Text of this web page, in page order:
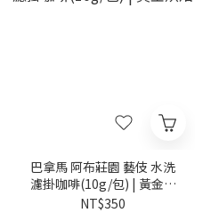
巴拿馬 阿布莊園 藝伎 水洗
濾掛咖啡(10g/包) | 黃金烘
焙
NT$350